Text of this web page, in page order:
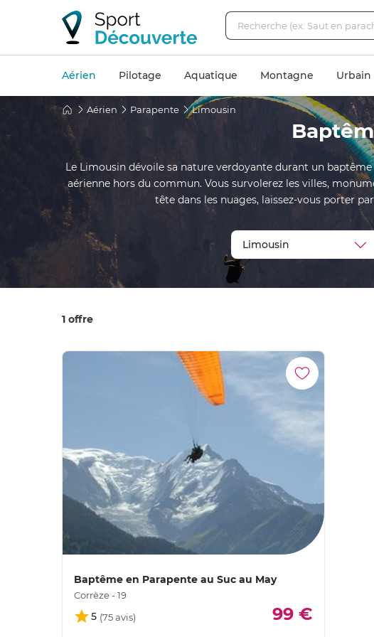
Aérien Pilotage Aquatique Montagne Urbain
Aérien Parapente Limousin
Le Limousin dévoile sa nature verdoyante durant un
aérienne hors du commun. Vous survolerez les villes,
tête dans les nuages, laissez-vous porter
1 offre
Baptême en Parapente au Suc au May
Corrèze - 19
5 99 €